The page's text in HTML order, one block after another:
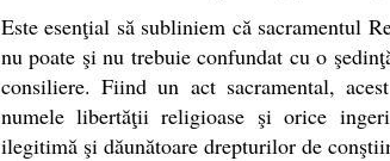
Este esenţial să subliniem că sacramentul
nu poate şi nu trebuie confundat cu o
consiliere. Fiind un act sacramental,
numele libertăţii religioase şi orice
ilegitimă şi dăunătoare drepturilor de